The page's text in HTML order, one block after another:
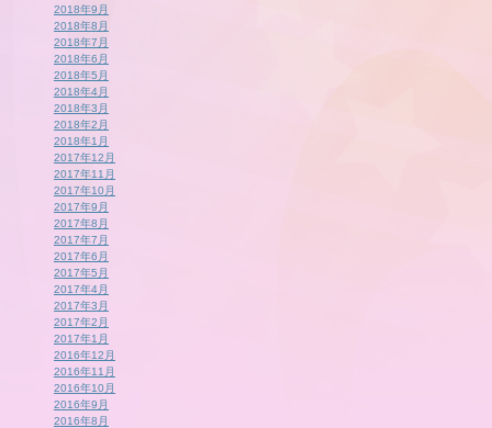
2018年9月
2018年8月
2018年7月
2018年6月
2018年5月
2018年4月
2018年3月
2018年2月
2018年1月
2017年12月
2017年11月
2017年10月
2017年9月
2017年8月
2017年7月
2017年6月
2017年5月
2017年4月
2017年3月
2017年2月
2017年1月
2016年12月
2016年11月
2016年10月
2016年9月
2016年8月